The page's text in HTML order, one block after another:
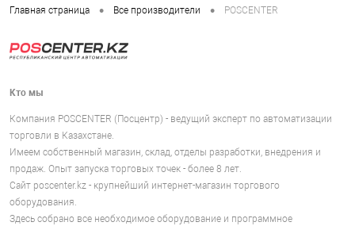
Главная страница • Все производители • POSCENTER
Кто мы
Компания POSCENTER (Посцентр) - ведущий эксперт по автоматизации
торговли в Казахстане.
Имеем собственный магазин, склад, отделы разработки, внедрения и
продаж. Опыт запуска торговых точек - более 8 лет.
Сайт poscenter.kz - крупнейший интернет-магазин торгового
оборудования.
Здесь собрано все необходимое оборудование и программное